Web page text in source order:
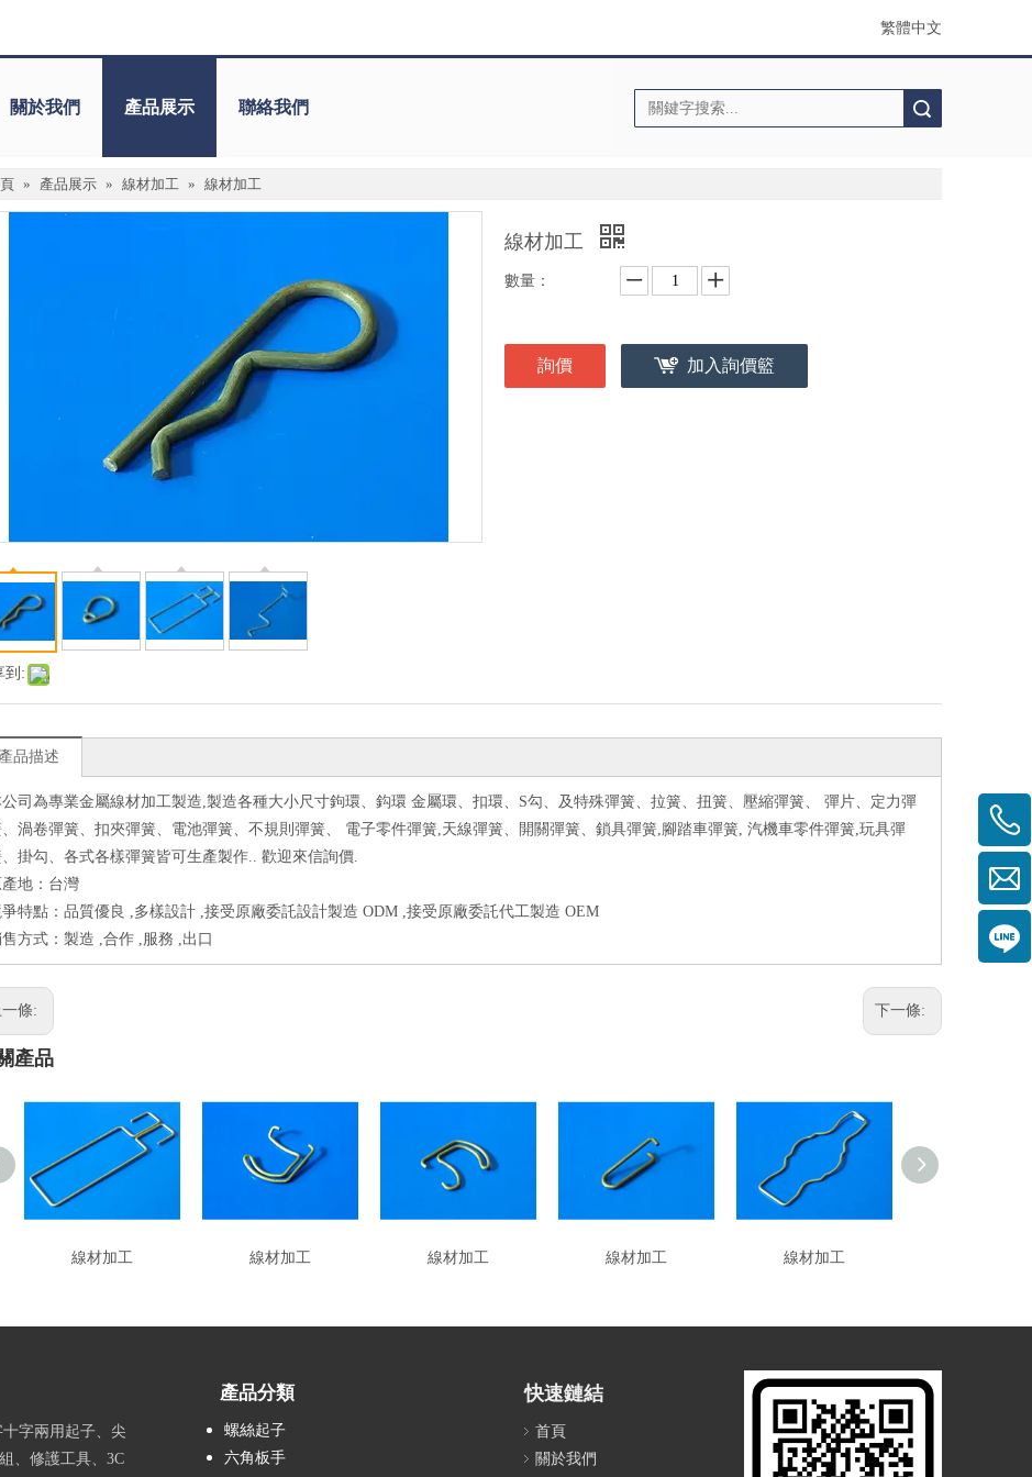
繁體中文
關於我們 產品展示 聯絡我們
» 產品展示 » 線材加工 » 線材加工
到:
線材加工
數量：
詢價 加入詢價籃
產品描述
司為專業金屬線材加工製造,製造各種大小尺寸鉤環、鈎環 金屬環、扣環、S勾、及特殊彈簧、拉簧、扭簧、壓縮彈簧、 彈片、定力彈
渦卷彈簧、扣夾彈簧、電池彈簧、不規則彈簧、 電子零件彈簧,天線彈簧、開關彈簧、鎖具彈簧,腳踏車彈簧, 汽機車零件彈簧,玩具彈
掛勾、各式各樣彈簧皆可生產製作.. 歡迎來信詢價.
產地：台灣
特點：品質優良 ,多樣設計 ,接受原廠委託設計製造 ODM ,接受原廠委託代工製造 OEM
方式：製造 ,合作 ,服務 ,出口
條: 下一條:
產品
線材加工 線材加工 線材加工 線材加工 線材加工
字兩用起子、尖
、修護工具、3C
產品分類
螺絲起子
六角板手
快速鏈結
首頁
關於我們